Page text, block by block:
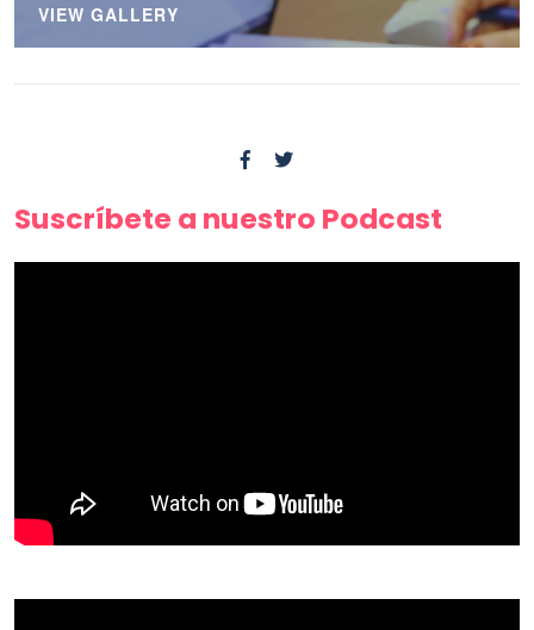
VIEW GALLERY
Suscríbete a nuestro Podcast